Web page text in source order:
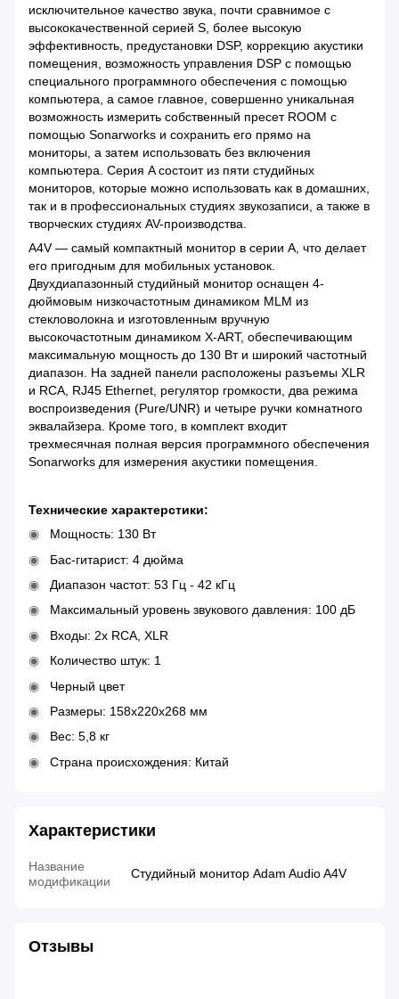
исключительное качество звука, почти сравнимое с
высококачественной серией S, более высокую
эффективность, предустановки DSP, коррекцию акустики
помещения, возможность управления DSP с помощью
специального программного обеспечения с помощью
компьютера, а самое главное, совершенно уникальная
возможность измерить собственный пресет ROOM с
помощью Sonarworks и сохранить его прямо на
мониторы, а затем использовать без включения
компьютера. Серия A состоит из пяти студийных
мониторов, которые можно использовать как в домашних,
так и в профессиональных студиях звукозаписи, а также в
творческих студиях AV-производства.
A4V — самый компактный монитор в серии A, что делает
его пригодным для мобильных установок.
Двухдиапазонный студийный монитор оснащен 4-
дюймовым низкочастотным динамиком MLM из
стекловолокна и изготовленным вручную
высокочастотным динамиком X-ART, обеспечивающим
максимальную мощность до 130 Вт и широкий частотный
диапазон. На задней панели расположены разъемы XLR
и RCA, RJ45 Ethernet, регулятор громкости, два режима
воспроизведения (Pure/UNR) и четыре ручки комнатного
эквалайзера. Кроме того, в комплект входит
трехмесячная полная версия программного обеспечения
Sonarworks для измерения акустики помещения.
Технические характерстики:
Мощность: 130 Вт
Бас-гитарист: 4 дюйма
Диапазон частот: 53 Гц - 42 кГц
Максимальный уровень звукового давления: 100 дБ
Входы: 2x RCA, XLR
Количество штук: 1
Черный цвет
Размеры: 158x220x268 мм
Вес: 5,8 кг
Страна происхождения: Китай
Характеристики
Название
модификации
Студийный монитор Adam Audio A4V
Отзывы